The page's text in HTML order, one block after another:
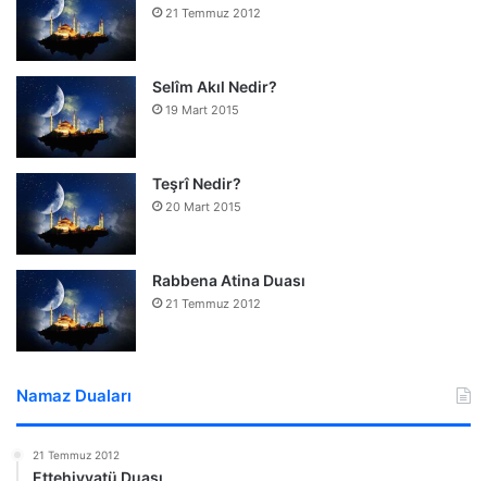
21 Temmuz 2012
Selîm Akıl Nedir?
19 Mart 2015
Teşrî Nedir?
20 Mart 2015
Rabbena Atina Duası
21 Temmuz 2012
Namaz Duaları
21 Temmuz 2012
Ettehiyyatü Duası